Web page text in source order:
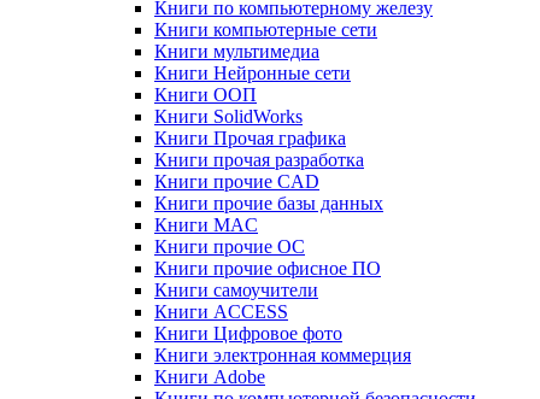
Книги по компьютерному железу
Книги компьютерные сети
Книги мультимедиа
Книги Нейронные сети
Книги ООП
Книги SolidWorks
Книги Прочая графика
Книги прочая разработка
Книги прочие CAD
Книги прочие базы данных
Книги MAC
Книги прочие ОС
Книги прочие офисное ПО
Книги самоучители
Книги ACCESS
Книги Цифровое фото
Книги электронная коммерция
Книги Adobe